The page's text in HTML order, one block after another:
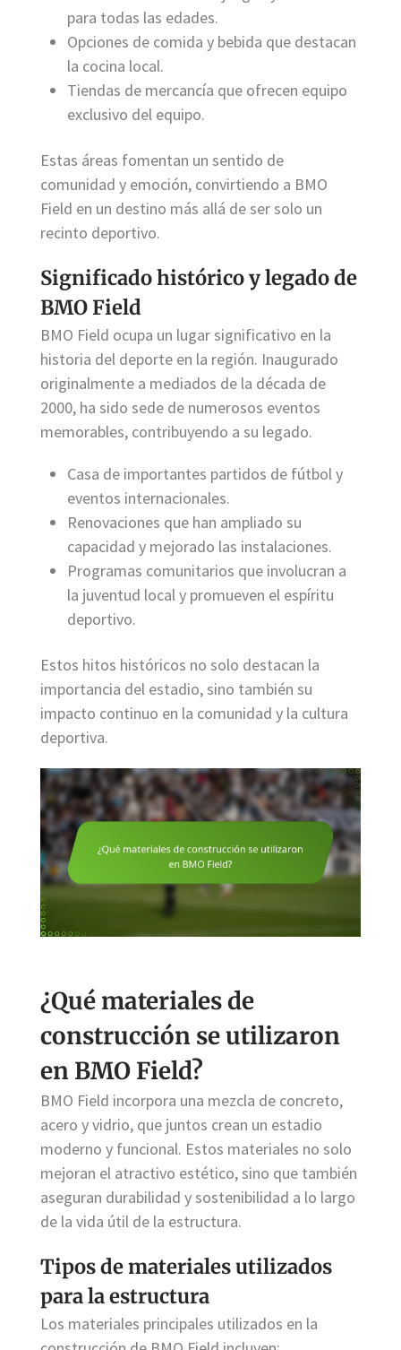
para todas las edades.
Opciones de comida y bebida que destacan
la cocina local.
Tiendas de mercancía que ofrecen equipo
exclusivo del equipo.
Estas áreas fomentan un sentido de
comunidad y emoción, convirtiendo a BMO
Field en un destino más allá de ser solo un
recinto deportivo.
Significado histórico y legado de
BMO Field
BMO Field ocupa un lugar significativo en la
historia del deporte en la región. Inaugurado
originalmente a mediados de la década de
2000, ha sido sede de numerosos eventos
memorables, contribuyendo a su legado.
Casa de importantes partidos de fútbol y
eventos internacionales.
Renovaciones que han ampliado su
capacidad y mejorado las instalaciones.
Programas comunitarios que involucran a
la juventud local y promueven el espíritu
deportivo.
Estos hitos históricos no solo destacan la
importancia del estadio, sino también su
impacto continuo en la comunidad y la cultura
deportiva.
¿Qué materiales de
construcción se utilizaron
en BMO Field?
BMO Field incorpora una mezcla de concreto,
acero y vidrio, que juntos crean un estadio
moderno y funcional. Estos materiales no solo
mejoran el atractivo estético, sino que también
aseguran durabilidad y sostenibilidad a lo largo
de la vida útil de la estructura.
Tipos de materiales utilizados
para la estructura
Los materiales principales utilizados en la